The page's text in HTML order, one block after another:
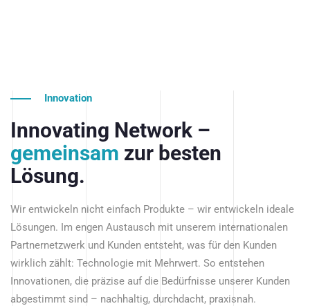
Innovation
Innovating Network –
gemeinsam zur besten
Lösung.
Wir entwickeln nicht einfach Produkte – wir entwickeln ideale
Lösungen. Im engen Austausch mit unserem internationalen
Partnernetzwerk und Kunden entsteht, was für den Kunden
wirklich zählt: Technologie mit Mehrwert. So entstehen
Innovationen, die präzise auf die Bedürfnisse unserer Kunden
abgestimmt sind – nachhaltig, durchdacht, praxisnah.